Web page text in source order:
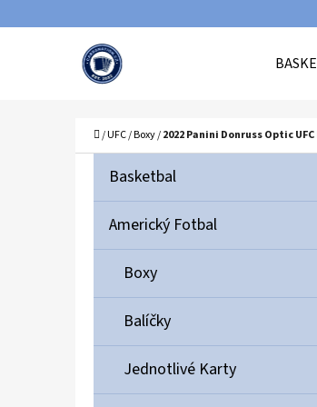
Domů
/UFC/Boxy/2022 Panini Donruss Optic
Přeskočit
kategorie
K
T
G
R
E
Basketbal
Americký Fotbal
Boxy
Balíčky
Jednotlivé Karty
Zpět
Zpět